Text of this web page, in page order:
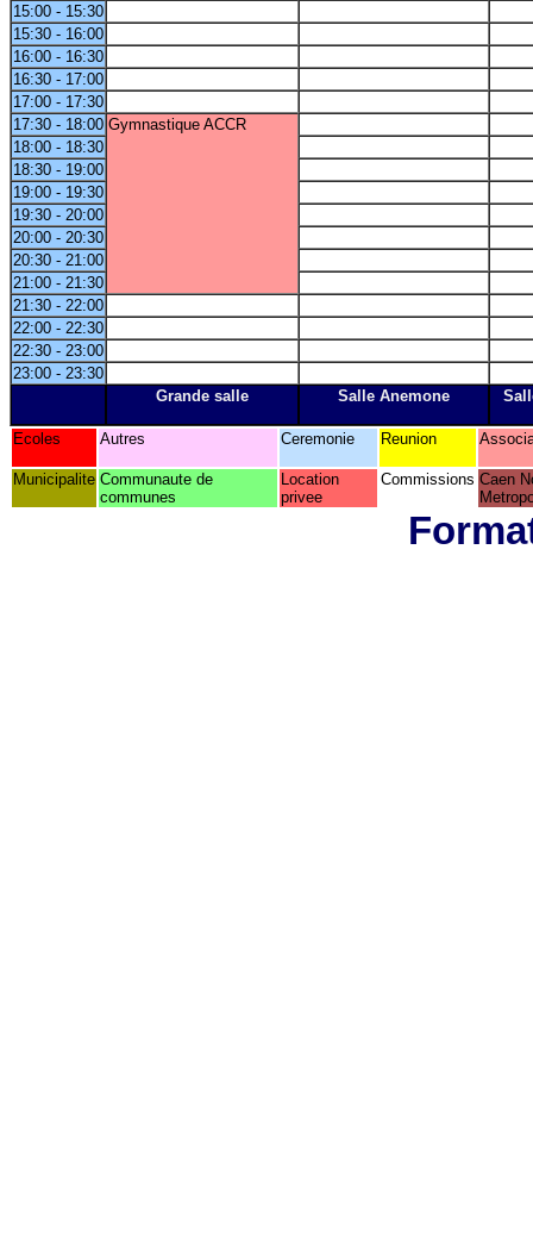
15:00 - 15:30
15:30 - 16:00
16:00 - 16:30
16:30 - 17:00
17:00 - 17:30
17:30 - 18:00 Gymnastique ACCR
18:00 - 18:30
18:30 - 19:00
19:00 - 19:30
19:30 - 20:00
20:00 - 20:30
20:30 - 21:00
21:00 - 21:30
21:30 - 22:00
22:00 - 22:30
22:30 - 23:00
23:00 - 23:30
Grande salle
Salle Anemone
Ecoles Autres Ceremonie Reunion
Municipalite Communaute de
communes
Location
privee
Commissions Caen